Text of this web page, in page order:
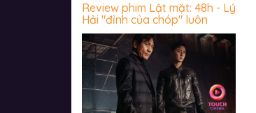
Review phim Lật mặt: 48h - Lý
Hải "đỉnh của chóp" luôn